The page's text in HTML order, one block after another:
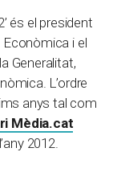
és el president
i el
Generalitat,
L’ordre
anys tal com
Mèdia.cat
2012.